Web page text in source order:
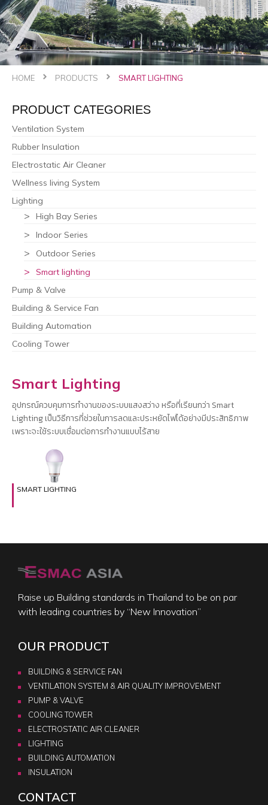
HOME PRODUCTS SMART LIGHTING
PRODUCT CATEGORIES
Ventilation System
Rubber Insulation
Electrostatic Air Cleaner
Wellness living System
Lighting
High Bay Series
Indoor Series
Outdoor Series
Smart lighting
Pump & Valve
Building & Service Fan
Building Automation
Cooling Tower
Smart Lighting
อุปกรณ์ควบคุมการทำงานของระบบแสงสว่าง หรือที่เรียนกว่า Smart
Lighting เป็นวิธีการที่ช่วยในการลดและประหยัดไฟได้อย่างมีประสิทธิภาพ
เพราะจะใช้ระบบเชื่อมต่อการทำงานแบบไร้สาย
SMART LIGHTING
Raise up Building standards in Thailand to be on par
with leading countries by “New Innovation”
OUR PRODUCT
BUILDING & SERVICE FAN
VENTILATION SYSTEM & AIR QUALITY IMPROVEMENT
PUMP & VALVE
COOLING TOWER
ELECTROSTATIC AIR CLEANER
LIGHTING
BUILDING AUTOMATION
INSULATION
CONTACT